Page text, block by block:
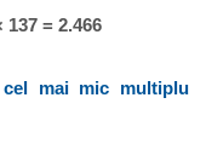
137 = 2.466
cel mai mic multiplu